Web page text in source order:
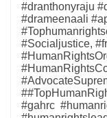
#dranthonyraju
#drameenaali
#Socialjustice,
#gahrc